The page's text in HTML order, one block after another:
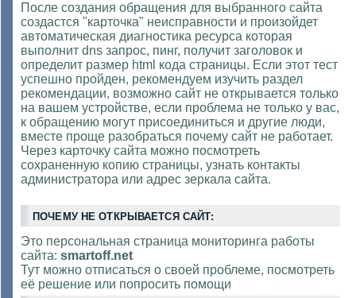
После создания обращения для выбранного сайта
создастся "карточка" неисправности и произойдет
автоматическая диагностика ресурса которая
выполнит dns запрос, пинг, получит заголовок и
определит размер html кода страницы. Если этот тест
успешно пройден, рекомендуем изучить раздел
рекомендации, возможно сайт не открывается только
на вашем устройстве, если проблема не только у вас,
к обращению могут присоединиться и другие люди,
вместе проще разобраться почему сайт не работает.
Через карточку сайта можно посмотреть
сохраненную копию страницы, узнать контакты
администратора или адрес зеркала сайта.
ПОЧЕМУ НЕ ОТКРЫВАЕТСЯ САЙТ:
Это персональная страница мониторинга работы
сайта: smartoff.net
Тут можно отписаться о своей проблеме, посмотреть
её решение или попросить помощи